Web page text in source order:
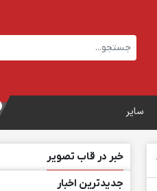
سایر
خبر در قاب تصویر
جدیدترین اخبار